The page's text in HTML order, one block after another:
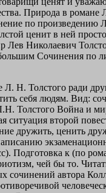
Природа в романе
по произведению
ценит в ней
Лев Николаевич
Сочинения по
Л. Н. Толстого ради
себя людям. Вид:
Толстого Война и
ситуация второй
дружить, ценить
Подготовка к (по
чей бы то.
сочинений автора